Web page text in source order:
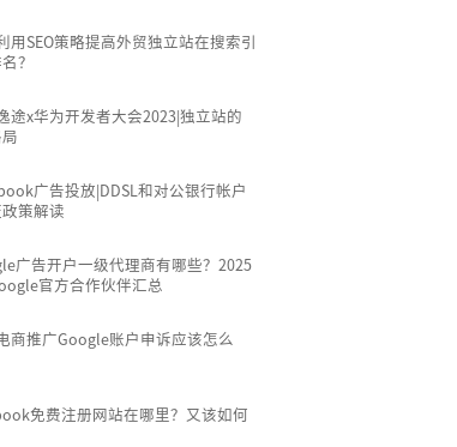
用SEO策略提高外贸独立站在搜索引
？
途x华为开发者大会2023|独立站的
广告投放|DDSL和对公银行帐户
策解读
广告开户一级代理商有哪些？2025
官方合作伙伴汇总
商推广Google账户申诉应该怎么
免费注册网站在哪里？又该如何